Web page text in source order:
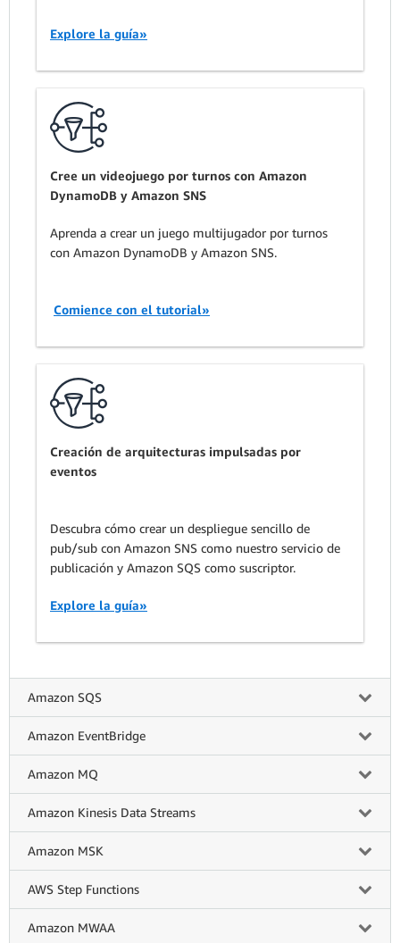
Explore la guía»
Cree un videojuego por turnos con Amazon
DynamoDB y Amazon SNS
Aprenda a crear un juego multijugador por turnos
con Amazon DynamoDB y Amazon SNS.
Comience con el tutorial»
Creación de arquitecturas impulsadas por
eventos
Descubra cómo crear un despliegue sencillo de
pub/sub con Amazon SNS como nuestro servicio de
publicación y Amazon SQS como suscriptor.
Explore la guía»
Amazon SQS
Amazon EventBridge
Amazon MQ
Amazon Kinesis Data Streams
Amazon MSK
AWS Step Functions
Amazon MWAA